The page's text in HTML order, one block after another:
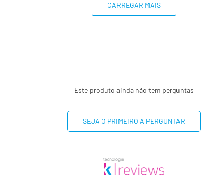
CARREGAR MAIS
Este produto ainda não tem perguntas
SEJA O PRIMEIRO A PERGUNTAR